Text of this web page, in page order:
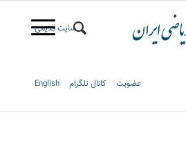
سایت قدیمی
عضویت کانال تلگرام English